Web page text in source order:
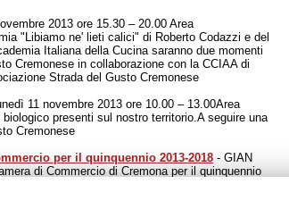
2013 ore 15.30 – 20.00 Area
"Libiamo ne' lieti calici" di Roberto Codazzi e del
Italiana della Cucina saranno due momenti
Cremonese in collaborazione con la CCIAA di
Strada del Gusto Cremonese
11 novembre 2013 ore 10.00 – 13.00Area
presenti sul nostro territorio.A seguire una
Cremonese
per il quinquennio 2013-2018 - GIAN
di Commercio di Cremona per il quinquennio